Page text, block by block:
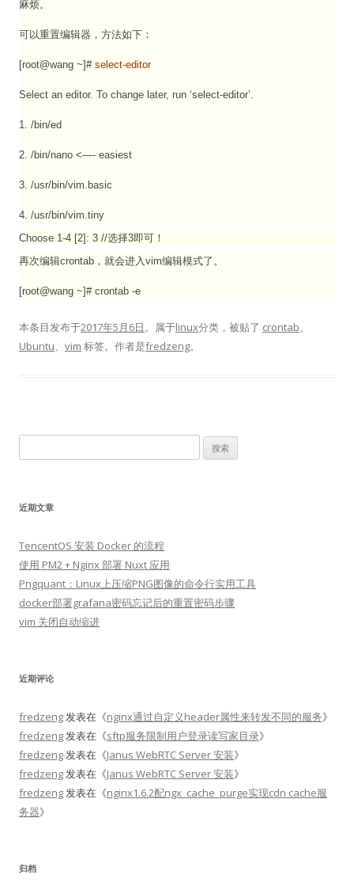
麻烦。
可以重置编辑器，方法如下：
[root@wang ~]#select-editor
Select an editor. To change later, run ‘select-editor’.
1. /bin/ed
2. /bin/nano <—- easiest
3. /usr/bin/vim.basic
4. /usr/bin/vim.tiny
Choose 1-4 [2]: 3 //选择3即可！
再次编辑crontab，就会进入vim编辑模式了。
[root@wang ~]# crontab -e
本条目发布于2017年5月6日。属于linux分类，被贴了 crontab、
Ubuntu、 vim 标签。 作者是fredzeng。
索：
近期文章
TencentOS 安装 Docker 的流程
使用 PM2 + Nginx 部署 Nuxt 应用
Pngquant：Linux上压缩PNG图像的命令行实用工具
docker部署grafana密码忘记后的重置密码步骤
vim 关闭自动缩进
近期评论
fredzeng发表在《nginx通过自定义header属性来转发不同的服务》
fredzeng发表在《sftp服务限制用户登录读写家目录》
fredzeng发表在《Janus WebRTC Server 安装》
fredzeng发表在《Janus WebRTC Server 安装》
fredzeng发表在《nginx1.6.2配ngx_cache_purge实现cdn cache服
务器》
归档